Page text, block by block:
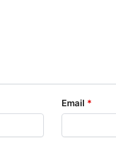
Email *